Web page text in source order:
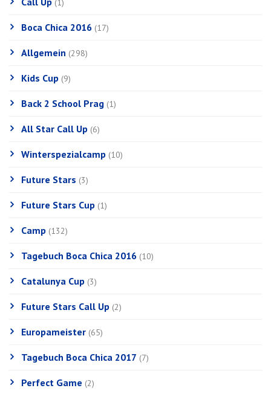
(1)
Boca Chica 2016 (17)
Allgemein (298)
Kids Cup (9)
Back 2 School Prag (1)
All Star Call Up (6)
Winterspezialcamp (10)
Future Stars (3)
Future Stars Cup (1)
Camp (132)
Tagebuch Boca Chica 2016 (10)
Catalunya Cup (3)
Future Stars Call Up (2)
Europameister (65)
Tagebuch Boca Chica 2017 (7)
Perfect Game (2)